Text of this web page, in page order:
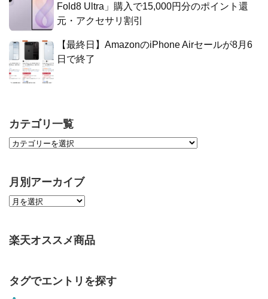
Fold8 Ultra」購入で15,000円分のポイント還
元・アクセサリ割引
【最終日】AmazonのiPhone Airセールが8月6
日で終了
カテゴリ一覧
月別アーカイブ
楽天オススメ商品
タグでエントリを探す